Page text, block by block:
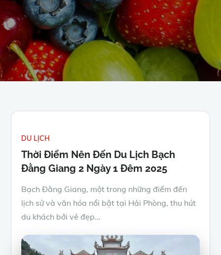
DU LỊCH
Thời Điểm Nên Đến Du Lịch Bạch
Đằng Giang 2 Ngày 1 Đêm 2025
Bạch Đằng Giang, một trong những điểm đến
lịch sử và văn hóa nổi bật tại Hải Phòng, thu hút
du khách bởi vẻ đẹp…